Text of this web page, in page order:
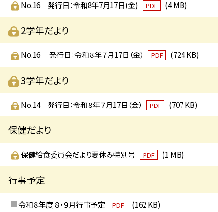
No.16 発行日：令和8年7月17日(金) PDF (4 MB)
2学年だより
No.16 発行日：令和８年７月17日（金） PDF (724 KB)
3学年だより
No.14 発行日：令和８年７月17日（金） PDF (707 KB)
保健だより
保健給食委員会だより夏休み特別号 PDF (1 MB)
行事予定
令和８年度 ８・９月行事予定 PDF (162 KB)